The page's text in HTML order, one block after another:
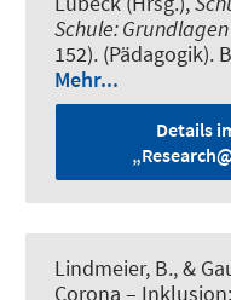
Schule:
152). (Pädagogik).
Mehr...
Details
Lindmeier, B., &
Corona –